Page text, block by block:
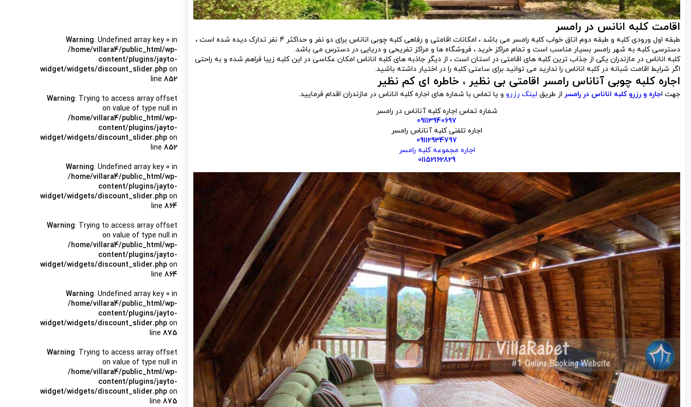
اقامت کلبه انانس در رامسر
طبقه اول ورودی کلبه و طبقه دوم اتاق خواب کلبه رامسر می باشد ، امکانات اقامتی و رفاهی کلبه چوبی اناناس برای دو نفر و حداکثر 4 نفر تدارک دیده شده است ،
دسترسی کلبه به شهر رامسر بسیار مناسب است و تمام مراکز خرید ، فروشگاه ها و مراکز تفریحی و دریایی در دسترس می باشد.
کلبه اناناس در مازندران یکی از جذاب ترین کلبه های اقامتی در استان است ، از دیگر جاذبه های کلبه اناناس امکان عکاسی در این کلبه زیبا فراهم شده و به راحتی
اگر شرایط اقامت شبانه در کلبه اناناس را ندارید می توانید برای ساعتی کلبه را در اختیار داشته باشید.
اجاره کلبه چوبی آناناس رامسر اقامتی بی نظیر ، خاطره ای کم نظیر
جهت اجاره و رزرو کلبه اناناس در رامسر از طریق لینک رزرو و یا تماس با شماره های اجاره کلبه اناناس در مازندران اقدام فرمایید.
شماره تماس اجاره کلبه آناناس در رامسر
09113940697
اجاره تلفنی کلبه آناناس رامسر
09112934797
اجاره مجموعه کلبه رامسر
01152162829
Warning: Undefined array key 0 in
/home/villara4/public_html/wp-
content/plugins/jayto-
widget/widgets/discount_slider.php on
line852
Warning: Trying to access array offset
on value of type null in
/home/villara4/public_html/wp-
content/plugins/jayto-
widget/widgets/discount_slider.php on
line852
Warning: Undefined array key 0 in
/home/villara4/public_html/wp-
content/plugins/jayto-
widget/widgets/discount_slider.php on
line864
Warning: Trying to access array offset
on value of type null in
/home/villara4/public_html/wp-
content/plugins/jayto-
widget/widgets/discount_slider.php on
line864
Warning: Undefined array key 0 in
/home/villara4/public_html/wp-
content/plugins/jayto-
widget/widgets/discount_slider.php on
line875
Warning: Trying to access array offset
on value of type null in
/home/villara4/public_html/wp-
content/plugins/jayto-
widget/widgets/discount_slider.php on
line875